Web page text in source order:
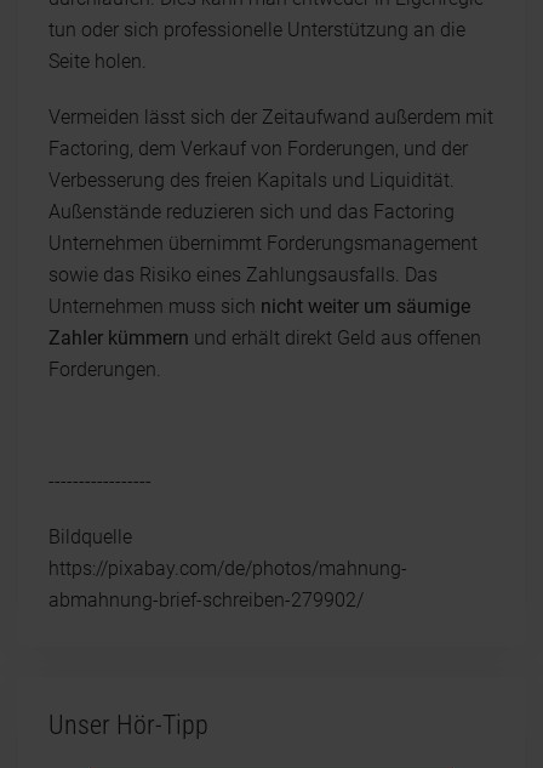
tun oder sich professionelle Unterstützung an die
Seite holen.
Vermeiden lässt sich der Zeitaufwand außerdem mit
Factoring, dem Verkauf von Forderungen, und der
Verbesserung des freien Kapitals und Liquidität.
Außenstände reduzieren sich und das Factoring
Unternehmen übernimmt Forderungsmanagement
sowie das Risiko eines Zahlungsausfalls. Das
Unternehmen muss sich nicht weiter um säumige
Zahler kümmern und erhält direkt Geld aus offenen
Forderungen.
-----------------
Bildquelle
https://pixabay.com/de/photos/mahnung-
abmahnung-brief-schreiben-279902/
Unser Hör-Tipp